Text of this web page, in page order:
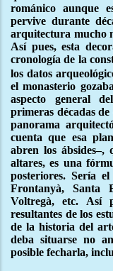
románico aunque
pervive durante
arquitectura mucho
Así pues, esta
cronología de la
los datos
el monasterio
aspecto general
primeras décadas
panorama
cuenta que esa
abren los
altares, es una
posteriores. Sería
Frontanyà, Santa
Voltregà, etc. Así
resultantes de los
de la historia del
deba situarse no
posible fecharla,